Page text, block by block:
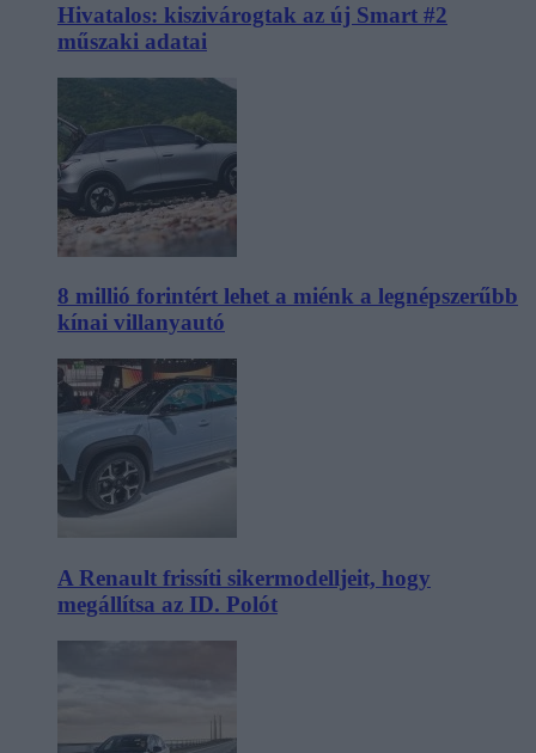
Hivatalos: kiszivárogtak az új Smart #2
műszaki adatai
8 millió forintért lehet a miénk a legnépszerűbb
kínai villanyautó
A Renault frissíti sikermodelljeit, hogy
megállítsa az ID. Polót